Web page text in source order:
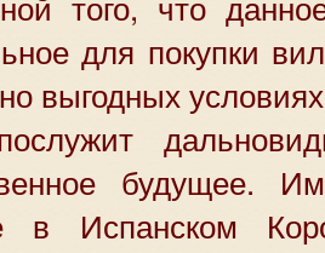
для покупки
выгодных
будущее.
в Испанском